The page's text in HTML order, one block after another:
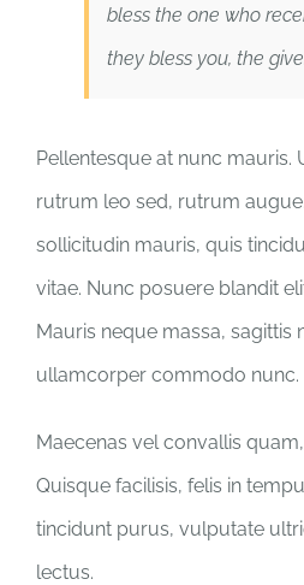
bless the one who
they bless you, the
Pellentesque at nunc mauris.
rutrum leo sed, rutrum
sollicitudin mauris, quis
vitae. Nunc posuere blandit
Mauris neque massa, sagittis
ullamcorper commodo nunc.
Maecenas vel convallis
Quisque facilisis, felis in
tincidunt purus, vulputate
lectus.